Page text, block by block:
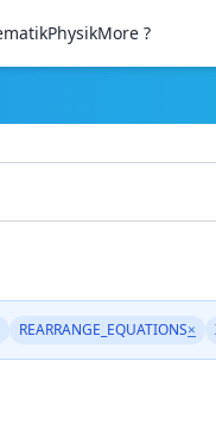
PhysikMore ?
REARRANGE_EQUATIONS×